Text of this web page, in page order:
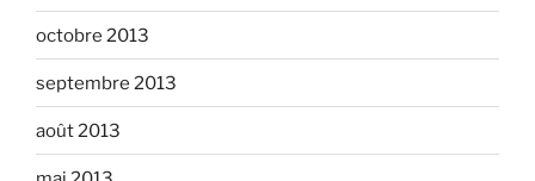
octobre 2013
septembre 2013
août 2013